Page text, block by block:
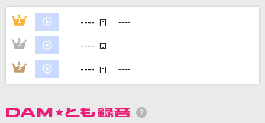
Mrs. GREEN APPLE
DAMの新曲・ランキングなど
1 ---- 回 ----
2 ---- 回 ----
3 ---- 回 ----